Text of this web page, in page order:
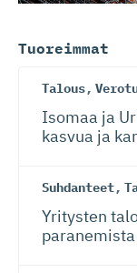
Tuoreimmat
Talous,
Isomaa ja
kasvua ja
Suhdanteet,
Yritysten
paranemista